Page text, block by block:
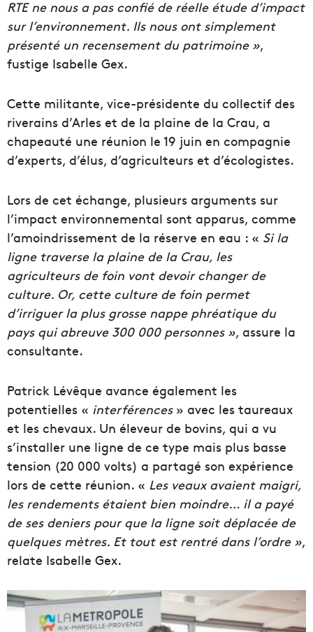
RTE ne nous a pas confié de réelle étude d’impact
sur l’environnement. Ils nous ont simplement
présenté un recensement du patrimoine »,
fustige Isabelle Gex.
Cette militante, vice-présidente du collectif des
riverains d’Arles et de la plaine de la Crau, a
chapeauté une réunion le 19 juin en compagnie
d’experts, d’élus, d’agriculteurs et d’écologistes.
Lors de cet échange, plusieurs arguments sur
l’impact environnemental sont apparus, comme
l’amoindrissement de la réserve en eau : « Si la
ligne traverse la plaine de la Crau, les
agriculteurs de foin vont devoir changer de
culture. Or, cette culture de foin permet
d’irriguer la plus grosse nappe phréatique du
pays qui abreuve 300 000 personnes », assure la
consultante.
Patrick Lévêque avance également les
potentielles « interférences » avec les taureaux
et les chevaux. Un éleveur de bovins, qui a vu
s’installer une ligne de ce type mais plus basse
tension (20 000 volts) a partagé son expérience
lors de cette réunion. « Les veaux avaient maigri,
les rendements étaient bien moindre… il a payé
de ses deniers pour que la ligne soit déplacée de
quelques mètres. Et tout est rentré dans l’ordre »,
relate Isabelle Gex.